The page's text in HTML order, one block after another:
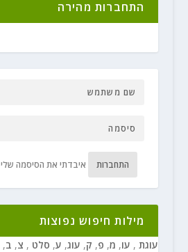
התחברות מהירה
התחברות איבדתי את הסיסמה שלי
מילות חיפוש נפוצות
עוגת , עו, מ, פ, ק, עוג, ע, סלט , צ, ב,